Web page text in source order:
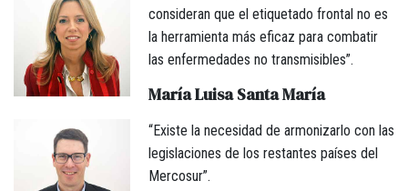
consideran que el etiquetado frontal no es
la herramienta más eficaz para combatir
las enfermedades no transmisibles”.
María Luisa Santa María
“Existe la necesidad de armonizarlo con las
legislaciones de los restantes países del
Mercosur”.